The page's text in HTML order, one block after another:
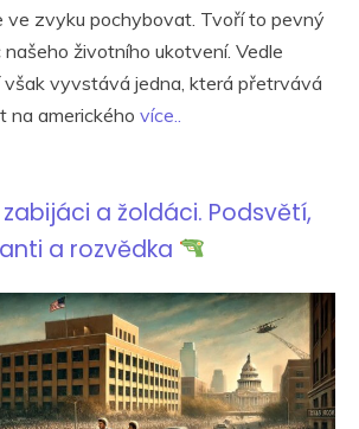
ve zvyku pochybovat. Tvoří to pevný
životního ukotvení. Vedle
však vyvstává jedna, která přetrvává
na amerického více..
a žoldáci. Podsvětí,
a rozvědka